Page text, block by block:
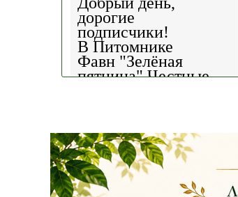
дорогие
подписчики!
В Питомнике
Фавн "Зелёная
пятница".Честные
площадках!
Сроки проведения
акции: с 29.10 2025 -
04.11.2025
!!! Цены